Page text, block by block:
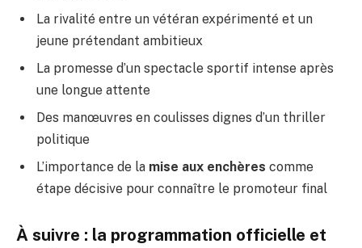
La rivalité entre un vétéran expérimenté et un
jeune prétendant ambitieux
La promesse d’un spectacle sportif intense après
une longue attente
Des manœuvres en coulisses dignes d’un thriller
politique
L’importance de la mise aux enchères comme
étape décisive pour connaître le promoteur final
À suivre : la programmation officielle et